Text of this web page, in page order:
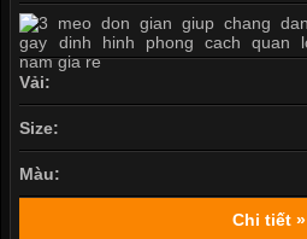
Vải:
Size:
Màu:
Chi tiết »